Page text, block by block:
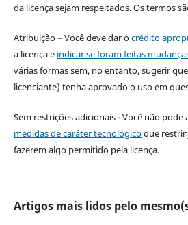
da licença sejam respeitados. Os termos
Atribuição – Você deve dar ocrédito
a licença e indicar se foram feitas
várias formas sem, no entanto, sugerir
licenciante) tenha aprovado o uso em
Sem restrições adicionais - Você não
medidas de caráter tecnológicoque
fazerem algo permitido pela licença.
Artigos mais lidos pelo